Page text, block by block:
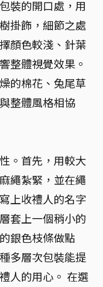
裝的開口處，用
掛飾，細節之處
顏色較淺、針葉
整體視覺效果。
的棉花、兔尾草
整體風格相協
。首先，用較大
繩紮緊，並在繩
上收禮人的名字
套上一個稍小的
銀色枝條做點
多層次包裝能提
人的用心。 在選